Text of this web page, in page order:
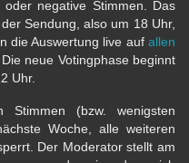
negative Stimmen. Das
Sendung, also um 18 Uhr,
die Auswertung live auf allen
neue Votingphase beginnt
Uhr.
(bzw. wenigsten
Woche, alle weiteren
Der Moderator stellt am